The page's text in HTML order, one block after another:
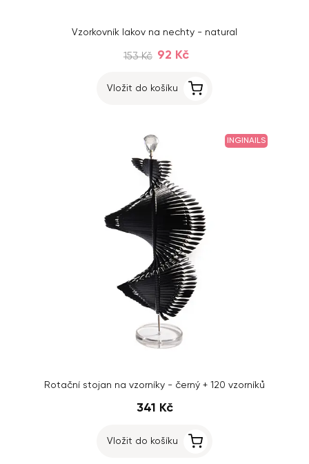
Vzorkovník lakov na nechty - natural
153 Kč 92 Kč
Vložit do košíku
INGINAILS
Rotační stojan na vzorníky - černý + 120 vzorníků
341 Kč
Vložit do košíku